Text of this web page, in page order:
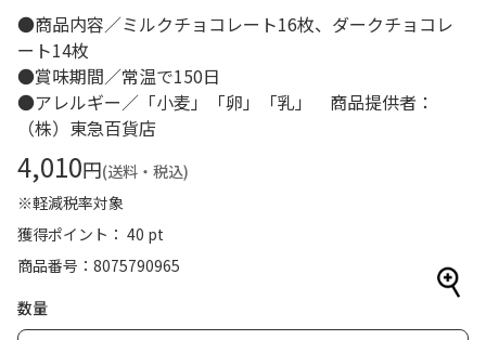
●商品内容／ミルクチョコレート16枚、ダークチョコレ
ート14枚
●賞味期間／常温で150日
●アレルギー／「小麦」「卵」「乳」 商品提供者：
（株）東急百貨店
4,010円(送料・税込)
※軽減税率対象
獲得ポイント： 40 pt
商品番号
8075790965
数量